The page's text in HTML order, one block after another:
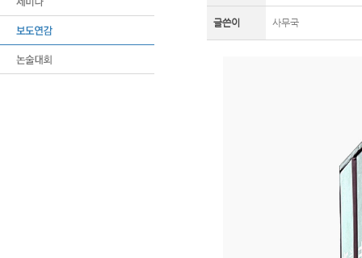
글쓴이 사무국